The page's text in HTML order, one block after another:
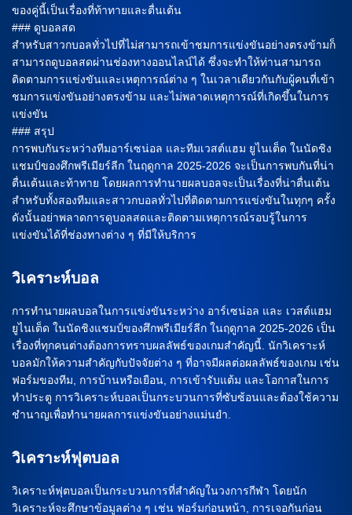
ของคู่นี้เป็นเรื่องที่ท้าทายและตื่นเต้น
### ดูบอลสด
สำหรับสาวกบอลทั่วไปที่ไม่สามารถเข้าชมการแข่งขันอย่างตรงข้ามก็
สามารถดูบอลสดผ่านช่องทางออนไลน์ได้ ซึ่งจะทำให้ท่านสามารถ
ติดตามการแข่งขันและเหตุการณ์ต่าง ๆ ในเวลาเดียวกันกับผู้คนที่เข้า
ชมการแข่งขันอย่างตรงข้าม และไม่พลาดเหตุการณ์ที่เกิดขึ้นในการ
แข่งขัน
### สรุป
การพบกันระหว่างทีมอาร์เซน่อล และทีมเวสต์แฮม ยูไนเต็ด ในนัดชิง
แชมป์ของศึกพรีเมียร์ลีก ในฤดูกาล 2025-2026 จะเป็นการพบกันที่น่า
ตื่นเต้นและท้าทาย โดยผลการทำนายผลบอลจะเป็นเรื่องที่น่าตื่นเต้น
สำหรับทั้งสองทีมและสาวกบอลทั่วไปที่ติดตามการแข่งขันในทุกๆ ครั้ง
ดังนั้นอย่าพลาดการดูบอลสดและติดตามเหตุการณ์รอบรู้ในการ
แข่งขันได้ที่ช่องทางต่าง ๆ ที่มีให้บริการ
วิเคราะห์บอล
การทำนายผลบอลในการแข่งขันระหว่าง อาร์เซน่อล และ เวสต์แฮม
ยูไนเต็ด ในนัดชิงแชมป์ของศึกพรีเมียร์ลีก ในฤดูกาล 2025-2026 เป็น
เรื่องที่ทุกคนต่างต้องการทราบผลลัพธ์ของเกมสำคัญนี้. นักวิเคราะห์
บอลมักให้ความสำคัญกับปัจจัยต่าง ๆ ที่อาจมีผลต่อผลลัพธ์ของเกม เช่น
ฟอร์มของทีม, การบ้านหรือเยือน, การเข้ารับแต้ม และโอกาสในการ
ทำประตู การวิเคราะห์บอลเป็นกระบวนการที่ซับซ้อนและต้องใช้ความ
ชำนาญเพื่อทำนายผลการแข่งขันอย่างแม่นยำ.
วิเคราะห์ฟุตบอล
วิเคราะห์ฟุตบอลเป็นกระบวนการที่สำคัญในวงการกีฬา โดยนัก
วิเคราะห์จะศึกษาข้อมูลต่าง ๆ เช่น ฟอร์มก่อนหน้า, การเจอกันก่อน